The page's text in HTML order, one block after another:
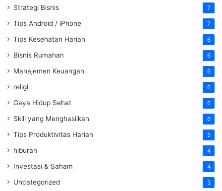
Strategi Bisnis 7
Tips Android / iPhone 7
Tips Kesehatan Harian 6
Bisnis Rumahan 6
Manajemen Keuangan 6
religi 6
Gaya Hidup Sehat 6
Skill yang Menghasilkan 6
Tips Produktivitas Harian 5
hiburan 4
Investasi & Saham 4
Uncategorized 3